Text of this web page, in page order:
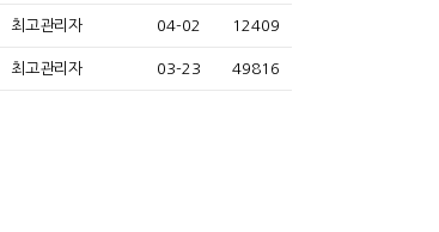
최고관리자 04-02 12409
최고관리자 03-23 49816